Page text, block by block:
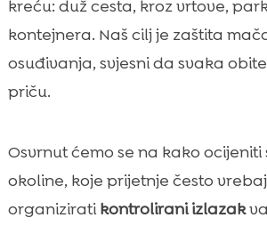
 Gubitak, krađa i zamjene
 Sigurnosne mjere: kako
kontrolirani izlazak

osjetljiv želudac
 CricksyCat: kvalitetan izbor
mačke koje izlaze van (i one
kreću: duž cesta, kroz vrtove,
kontejnera. Naš cilj je zaštita
osuđivanja, svjesni da svaka
priču.
Osvrnut ćemo se na kako ocijeniti
okoline, koje prijetnje često
organiziratikontrolirani izlazak